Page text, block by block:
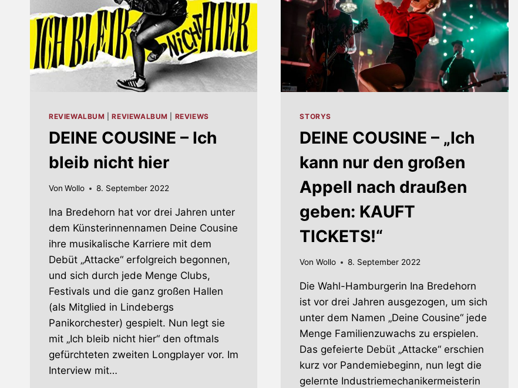
REVIEWALBUM |REVIEWALBUM REVIEWS
DEINE COUSINE – Ich
bleib nicht hier
Von Wollo 8. September 2022
Ina Bredehorn hat vor drei Jahren unter
dem Künsterinnennamen Deine Cousine
ihre musikalische Karriere mit dem
Debüt „Attacke“ erfolgreich begonnen,
und sich durch jede Menge Clubs,
Festivals und die ganz großen Hallen
(als Mitglied in Lindebergs
Panikorchester) gespielt. Nun legt sie
mit „Ich bleib nicht hier“ den oftmals
gefürchteten zweiten Longplayer vor. Im
Interview mit…
STORYS
DEINE COUSINE – „Ich
kann nur den großen
Appell nach draußen
geben: KAUFT
TICKETS!“
Von Wollo 8. September 2022
Die Wahl-Hamburgerin Ina Bredehorn
ist vor drei Jahren ausgezogen, um sich
unter dem Namen „Deine Cousine“ jede
Menge Familienzuwachs zu erspielen.
Das gefeierte Debüt „Attacke“ erschien
kurz vor Pandemiebeginn, nun legt die
gelernte Industriemechanikermeisterin